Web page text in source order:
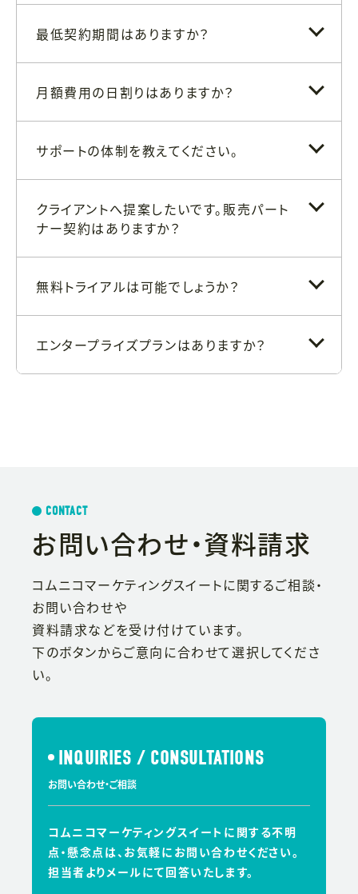
最低契約期間はありますか？
月額費用の日割りはありますか？
サポートの体制を教えてください。
クライアントへ提案したいです。販売パート
ナー契約はありますか？
無料トライアルは可能でしょうか？
エンタープライズプランはありますか？
CONTACT
お問い合わせ・資料請求
コムニコマーケティングスイートに関するご相談・
お問い合わせや
資料請求などを受け付けています。
下のボタンからご意向に合わせて選択してくださ
い。
INQUIRIES / CONSULTATIONS
お問い合わせ・ご相談
コムニコマーケティングスイートに関する不明
点・懸念点は、お気軽にお問い合わせください。
担当者よりメールにて回答いたします。